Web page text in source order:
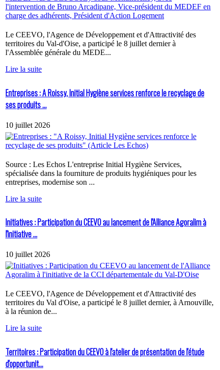
Le CEEVO, l'Agence de Développement et d'Attractivité des
territoires du Val-d'Oise, a participé le 8 juillet dernier à
l'Assemblée générale du MEDE...
Lire la suite
Entreprises : A Roissy, Initial Hygiène services renforce le recyclage de
ses produits ...
10 juillet 2026
Source : Les Echos L'entreprise Initial Hygiène Services,
spécialisée dans la fourniture de produits hygiéniques pour les
entreprises, modernise son ...
Lire la suite
Initiatives : Participation du CEEVO au lancement de l'Alliance Agoralim à
l'initiative ...
10 juillet 2026
Le CEEVO, l'Agence de Développement et d'Attractivité des
territoires du Val d'Oise, a participé le 8 juillet dernier, à Arnouville,
à la réunion de...
Lire la suite
Territoires : Participation du CEEVO à l'atelier de présentation de l'étude
d'opportunit...